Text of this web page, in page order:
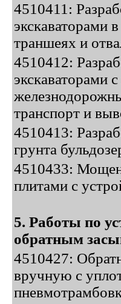
4510411:
экскаваторами
траншеях и
4510412:
экскаваторами
транспорт и
4510413:
грунта
4510433:
плитами с
5. Работы по
обратным
4510427:
вручную с